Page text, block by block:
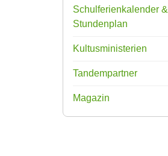
Schulferienkalender &
Stundenplan
Kultusministerien
Tandempartner
Magazin